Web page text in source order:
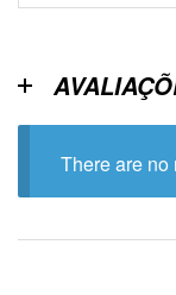
There are no